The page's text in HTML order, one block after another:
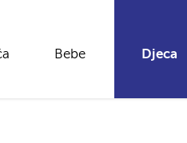
Bebe Djeca